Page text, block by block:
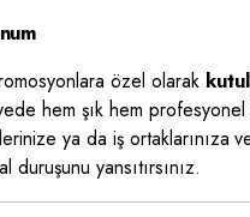
özel olarak
hem şık hem profesyonel
ya da iş ortaklarınıza
duruşunu yansıtırsınız.